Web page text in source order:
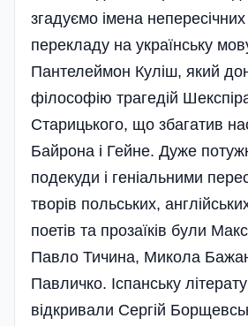
згадуємо імена
перекладу на українську
Пантелеймон Ку­ліш, який
філософію трагедій
Старицького, що збагатив
Байрона і Гейне. Дуже
подекуди і геніальними
творів польських,
поетів та прозаїків були
Павло Тичина, Микола
Павличко. Іспанську
відкривали Сергій